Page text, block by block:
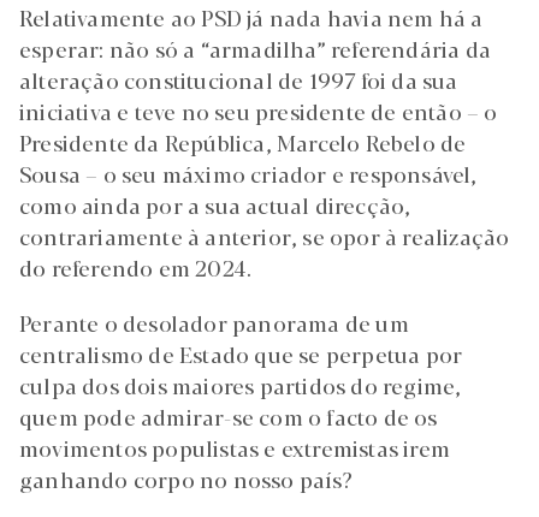
Relativamente ao PSD já nada havia nem há a
esperar: não só a “armadilha” referendária da
alteração constitucional de 1997 foi da sua
iniciativa e teve no seu presidente de então – o
Presidente da República, Marcelo Rebelo de
Sousa – o seu máximo criador e responsável,
como ainda por a sua actual direcção,
contrariamente à anterior, se opor à realização
do referendo em 2024.
Perante o desolador panorama de um
centralismo de Estado que se perpetua por
culpa dos dois maiores partidos do regime,
quem pode admirar-se com o facto de os
movimentos populistas e extremistas irem
ganhando corpo no nosso país?